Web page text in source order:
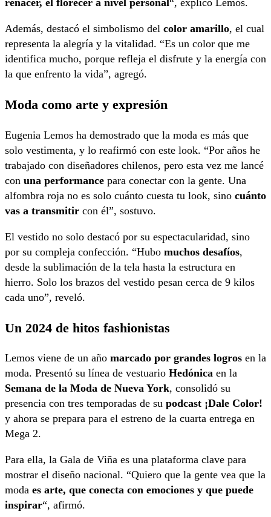
Además, destacó el simbolismo del color amarillo, el cual
representa la alegría y la vitalidad. “Es un color que me
identifica mucho, porque refleja el disfrute y la energía con
la que enfrento la vida”, agregó.
Moda como arte y expresión
Eugenia Lemos ha demostrado que la moda es más que
solo vestimenta, y lo reafirmó con este look. “Por años he
trabajado con diseñadores chilenos, pero esta vez me lancé
con una performance para conectar con la gente. Una
alfombra roja no es solo cuánto cuesta tu look, sino cuánto
vas a transmitir con él”, sostuvo.
El vestido no solo destacó por su espectacularidad, sino
por su compleja confección. “Hubo muchos desafíos,
desde la sublimación de la tela hasta la estructura en
hierro. Solo los brazos del vestido pesan cerca de 9 kilos
cada uno”, reveló.
Un 2024 de hitos fashionistas
Lemos viene de un año marcado por grandes logros en la
moda. Presentó su línea de vestuario Hedónica en la
Semana de la Moda de Nueva York, consolidó su
presencia con tres temporadas de su podcast ¡Dale Color!
y ahora se prepara para el estreno de la cuarta entrega en
Mega 2.
Para ella, la Gala de Viña es una plataforma clave para
mostrar el diseño nacional. “Quiero que la gente vea que la
moda es arte, que conecta con emociones y que puede
inspirar“, afirmó.